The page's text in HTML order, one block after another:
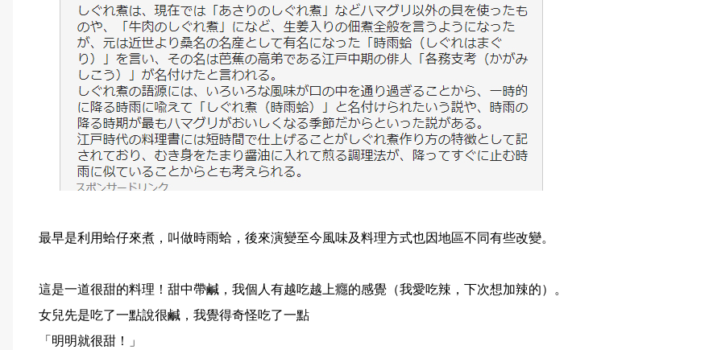
最早是利用蛤仔來煮，叫做時雨蛤，後來演變至今風味及料理方式也因地區不同有些改變。
這是一道很甜的料理！甜中帶鹹，我個人有越吃越上癮的感覺（我愛吃辣，下次想加辣的）。
女兒先是吃了一點說很鹹，我覺得奇怪吃了一點
「明明就很甜！」